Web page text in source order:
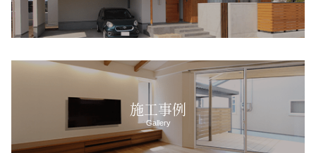
施工事例
Gallery